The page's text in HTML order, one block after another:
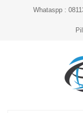
Whataspp :